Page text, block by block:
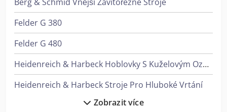
Felder G 380
Felder G 480
Heidenreich & Harbeck Hoblovky S Kuželovým Ozubením
Heidenreich & Harbeck Stroje Pro Hluboké Vrtání
Zobrazit více